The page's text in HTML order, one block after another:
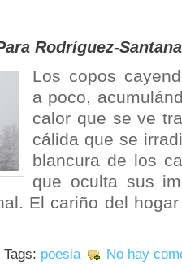
Rodríguez-Santana
Los copos
a poco,
calor que se ve
cálida que se
blancura de los
que oculta sus
El cariño del
Tags: poesia No hay